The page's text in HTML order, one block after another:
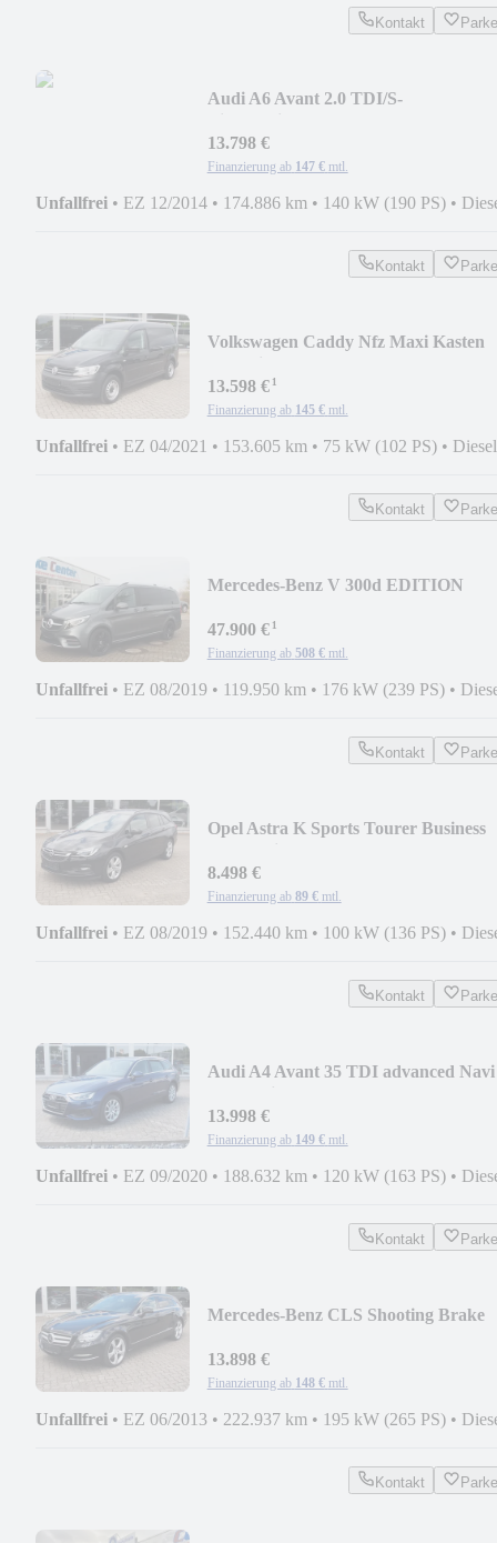
Kontakt
Audi A6 Avant 2.0 TDI/S-
13.798 €
Finanzierung ab 147 € mtl.
Unfallfrei • EZ 12/2014 • 174.886 km • 140 kW (190 PS) •
Kontakt
Volkswagen Caddy Nfz Maxi Kasten
13.598 €¹
Finanzierung ab 145 € mtl.
Unfallfrei • EZ 04/2021 • 153.605 km • 75 kW (102 PS) • Diesel
Kontakt
Mercedes-Benz V 300d EDITION
47.900 €¹
Finanzierung ab 508 € mtl.
Unfallfrei • EZ 08/2019 • 119.950 km • 176 kW (239 PS) •
Kontakt
Opel Astra K Sports Tourer Business
8.498 €
Finanzierung ab 89 € mtl.
Unfallfrei • EZ 08/2019 • 152.440 km • 100 kW (136 PS) •
Kontakt
Audi A4 Avant 35 TDI advanced Navi
13.998 €
Finanzierung ab 149 € mtl.
Unfallfrei • EZ 09/2020 • 188.632 km • 120 kW (163 PS) •
Kontakt
Mercedes-Benz CLS Shooting Brake
13.898 €
Finanzierung ab 148 € mtl.
Unfallfrei • EZ 06/2013 • 222.937 km • 195 kW (265 PS) •
Kontakt